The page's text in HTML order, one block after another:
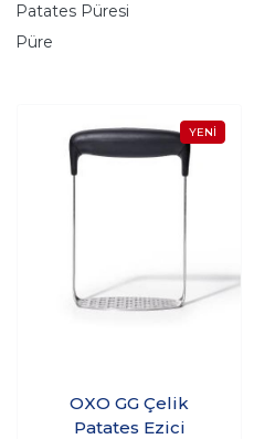
Patates Püresi
Püre
OXO GG Çelik
Patates Ezici